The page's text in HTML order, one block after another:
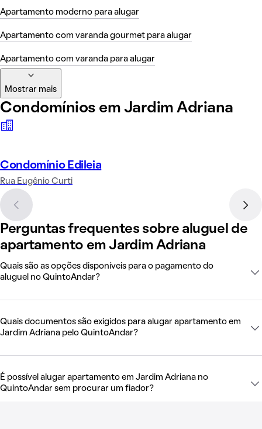
Apartamento moderno para alugar
Apartamento com varanda gourmet para alugar
Apartamento com varanda para alugar
Mostrar mais
Condomínios em Jardim Adriana
Condomínio Edileia
Rua Eugênio Curti
Perguntas frequentes sobre aluguel de
apartamento em Jardim Adriana
Quais são as opções disponíveis para o pagamento do
aluguel no QuintoAndar?
Quais documentos são exigidos para alugar apartamento em
Jardim Adriana pelo QuintoAndar?
É possível alugar apartamento em Jardim Adriana no
QuintoAndar sem procurar um fiador?